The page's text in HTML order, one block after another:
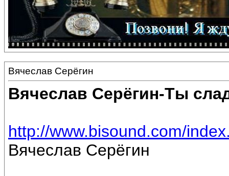
Вячеслав Серёгин
Вячеслав Серёгин-Ты
http://www.bisound.com/
Вячеслав Серёгин